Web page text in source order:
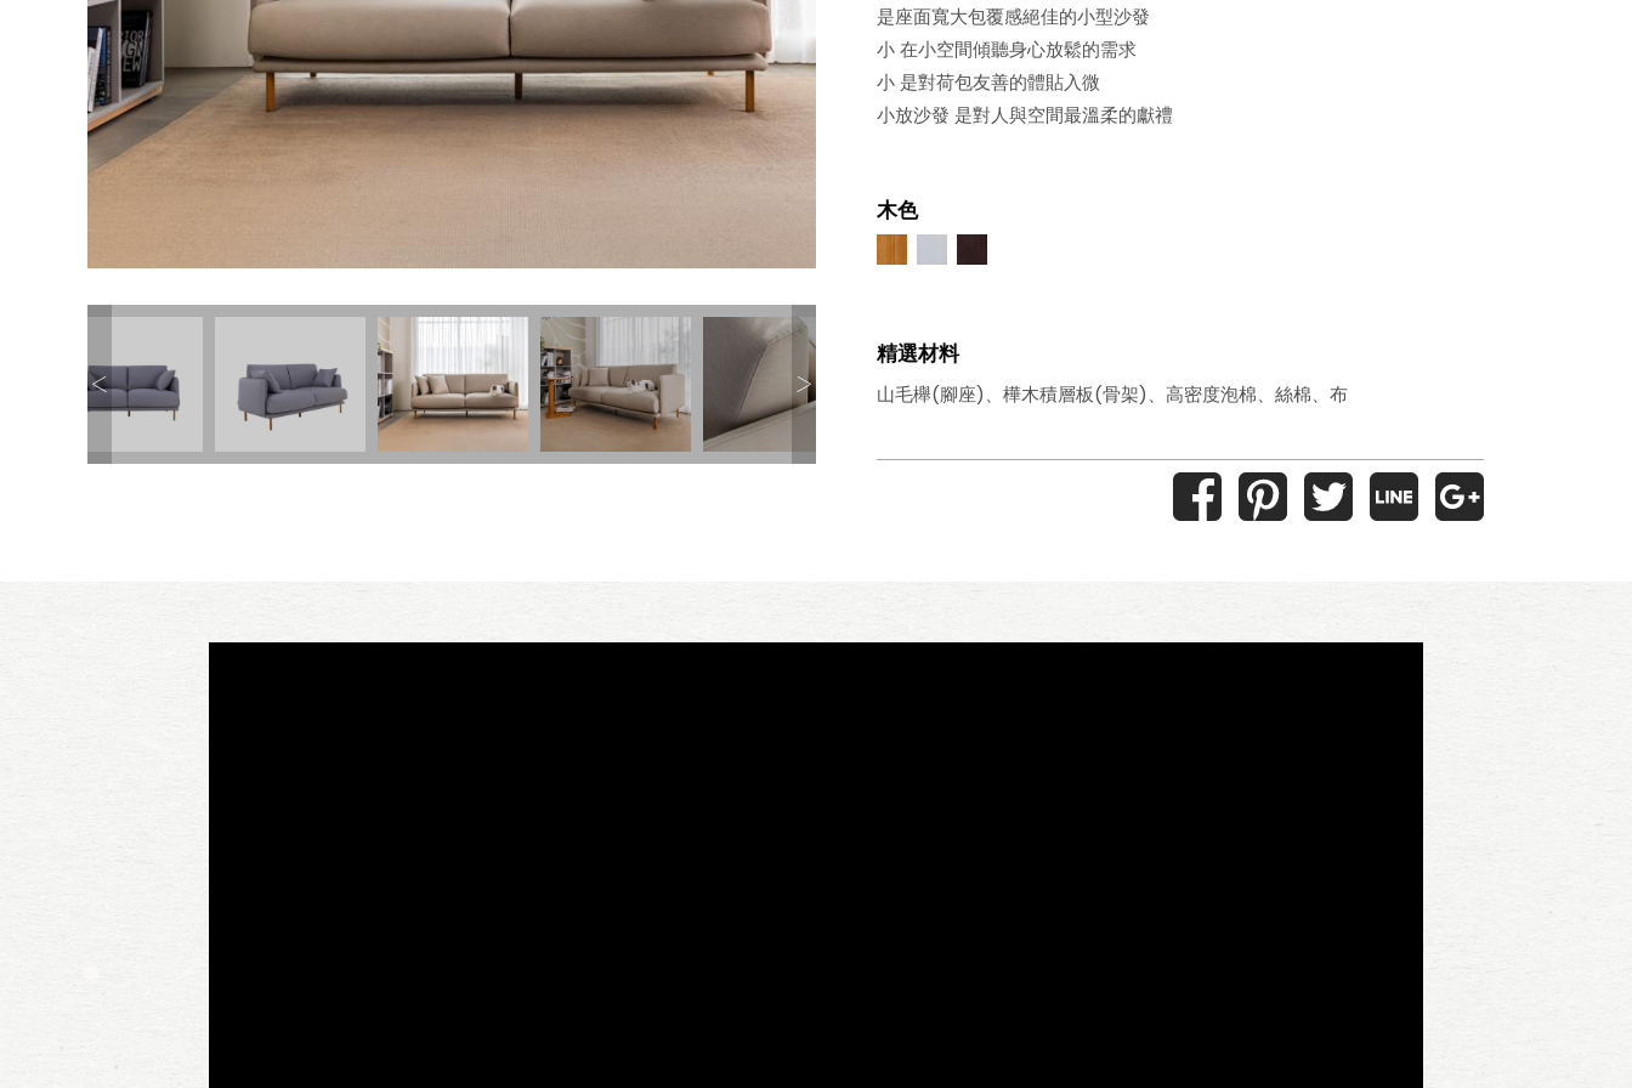
是座面寬大包覆感絕佳的小型沙發
小 在小空間傾聽身心放鬆的需求
小 是對荷包友善的體貼入微
小放沙發 是對人與空間最溫柔的獻禮
木色
精選材料
山毛櫸(腳座)、樺木積層板(骨架)、高密度泡棉、絲棉、布